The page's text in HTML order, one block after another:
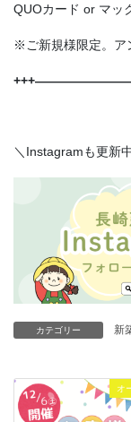
QUOカード or マッ
※ご新規様限定。ア
＼Instagramも更新
カテゴリー 新
オ